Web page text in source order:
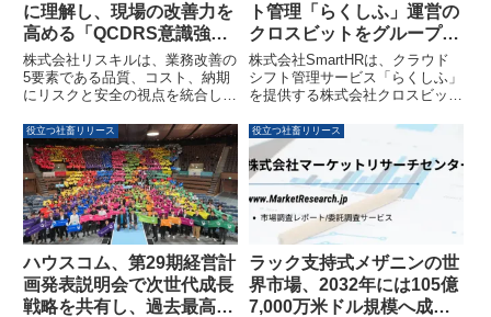
に理解し、現場の改善力を
高める「QCDRS意識強化
研修」をリスキルがリリー
スしました
株式会社リスキルは、業務改善の
5要素である品質、コスト、納期
にリスクと安全の視点を統合した
に公開しました。本研修は、若手
から中堅社員が多角的に業務を分
析し、生産性向上とリスク回避を
両立させるためのスキル習得を支
援します。
ト管理「らくしふ」運営の
クロスビットをグループ会
社化
株式会社SmartHRは、クラウド
シフト管理サービス「らくしふ」
を提供する株式会社クロスビット
化しました。これにより、人事・
労務管理とシフト管理の連携を強
化し、従業員の「well-working」
実現を目指します。
役立つ社畜リリース
ハウスコム、第29期経営計
画発表説明会で次世代成長
戦略を共有し、過去最高売
役立つ社畜リリース
ラック支持式メザニンの世
界市場、2032年には105億
7,000万米ドル規模へ成長